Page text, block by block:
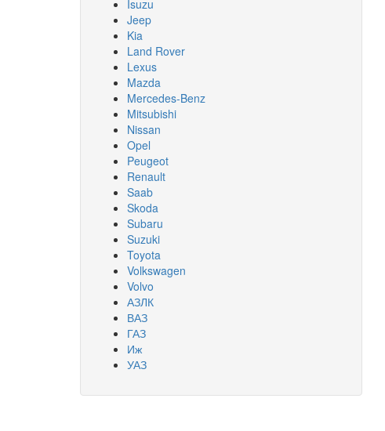
Isuzu
Jeep
Kia
Land Rover
Lexus
Mazda
Mercedes-Benz
Mitsubishi
Nissan
Opel
Peugeot
Renault
Saab
Skoda
Subaru
Suzuki
Toyota
Volkswagen
Volvo
АЗЛК
ВАЗ
ГАЗ
Иж
УАЗ